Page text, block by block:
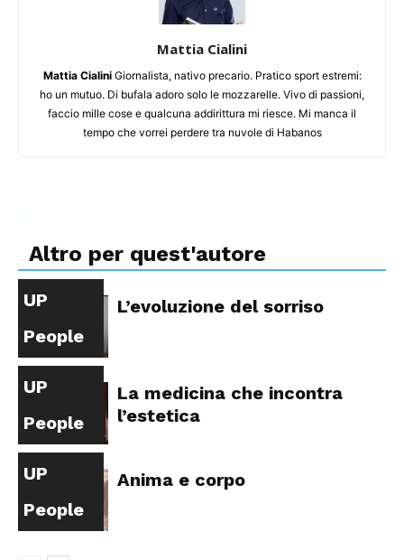
Mattia Cialini
Mattia CialiniGiornalista, nativo precario. Pratico sport estremi:
ho un mutuo. Di bufala adoro solo le mozzarelle. Vivo di passioni,
faccio mille cose e qualcuna addirittura mi riesce. Mi manca il
tempo che vorrei perdere tra nuvole di Habanos
Altro per quest'autore
UP
People
L’evoluzione del sorriso
UP
People
La medicina che incontra
l’estetica
UP
People
Anima e corpo